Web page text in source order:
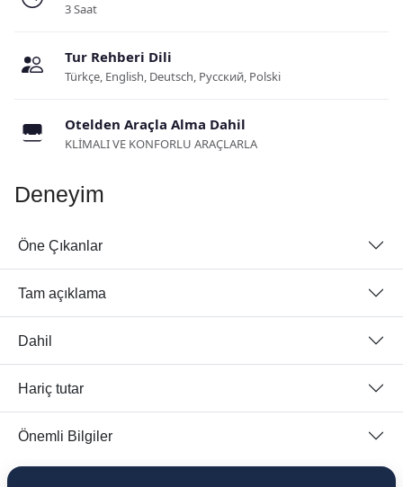
3 Saat
Tur Rehberi Dili
Türkçe, English, Deutsch, Русский, Polski
Otelden Araçla Alma Dahil
KLİMALI VE KONFORLU ARAÇLARLA
Deneyim
Öne Çıkanlar
Tam açıklama
Dahil
Hariç tutar
Önemli Bilgiler